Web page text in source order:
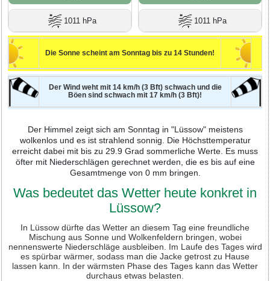
1011 hPa 1011 hPa
Die Sonne scheint am Sonntag bis zu 14 Stunden!
Der Wind weht mit 14 km/h (3 Bft) schwach und die
Böen sind schwach mit 17 km/h (3 Bft)!
Der Himmel zeigt sich am Sonntag in "Lüssow" meistens
wolkenlos und es ist strahlend sonnig. Die Höchsttemperatur
erreicht dabei mit bis zu 29.9 Grad sommerliche Werte. Es muss
öfter mit Niederschlägen gerechnet werden, die es bis auf eine
Gesamtmenge von 0 mm bringen.
Was bedeutet das Wetter heute konkret in
Lüssow?
In Lüssow dürfte das Wetter an diesem Tag eine freundliche
Mischung aus Sonne und Wolkenfeldern bringen, wobei
nennenswerte Niederschläge ausbleiben. Im Laufe des Tages wird
es spürbar wärmer, sodass man die Jacke getrost zu Hause
lassen kann. In der wärmsten Phase des Tages kann das Wetter
durchaus etwas belasten.